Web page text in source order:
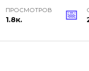
ПРОСМОТРОВ
1.8к.